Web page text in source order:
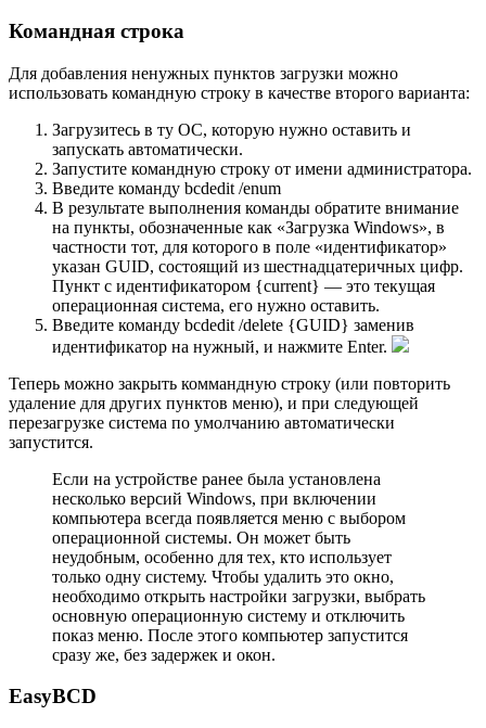
Командная строка
Для добавления ненужных пунктов загрузки можно
использовать командную строку в качестве второго варианта:
Загрузитесь в ту ОС, которую нужно оставить и
запускать автоматически.
Запустите командную строку от имени администратора.
Введите команду bcdedit /enum
В результате выполнения команды обратите внимание
на пункты, обозначенные как «Загрузка Windows», в
частности тот, для которого в поле «идентификатор»
указан GUID, состоящий из шестнадцатеричных цифр.
Пункт с идентификатором {current} — это текущая
операционная система, его нужно оставить.
Введите команду bcdedit /delete {GUID} заменив
идентификатор на нужный, и нажмите Enter.
Теперь можно закрыть коммандную строку (или повторить
удаление для других пунктов меню), и при следующей
перезагрузке система по умолчанию автоматически
запустится.
Если на устройстве ранее была установлена
несколько версий Windows, при включении
компьютера всегда появляется меню с выбором
операционной системы. Он может быть
неудобным, особенно для тех, кто использует
только одну систему. Чтобы удалить это окно,
необходимо открыть настройки загрузки, выбрать
основную операционную систему и отключить
показ меню. После этого компьютер запустится
сразу же, без задержек и окон.
EasyBCD